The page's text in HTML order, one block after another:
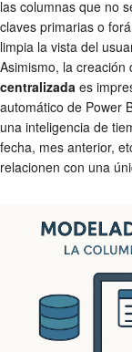
las columnas que no
claves primarias o
limpia la vista del
Asimismo, la creación
centralizada es
automático de Power
una inteligencia de
fecha, mes anterior,
relacionen con una